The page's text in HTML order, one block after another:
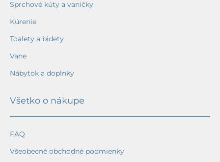
Sprchové kúty a vaničky
Kúrenie
Toalety a bidety
Vane
Nábytok a doplnky
Všetko o nákupe
FAQ
Všeobecné obchodné podmienky